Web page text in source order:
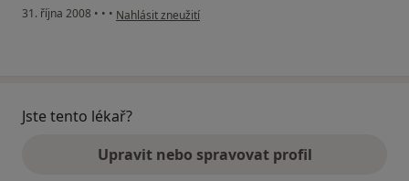
31. října 2008 • • • podle názoru uživatele Patrik Plánka
Nahlásit zneužití
Jste tento lékař?
Upravit nebo spravovat profil